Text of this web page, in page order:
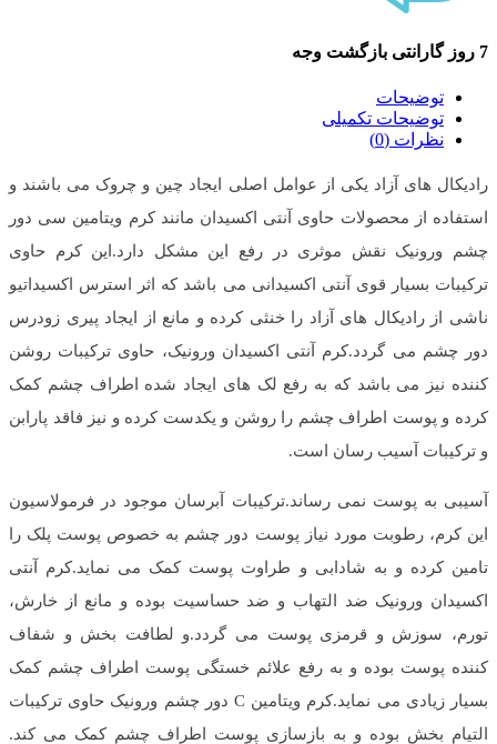
7 روز گارانتی بازگشت وجه
توضیحات
توضیحات تکمیلی
نظرات (0)
رادیکال های آزاد یکی از عوامل اصلی ایجاد چین و چروک می باشند و
استفاده از محصولات حاوی آنتی اکسیدان مانند کرم ویتامین سی دور
چشم ورونیک نقش موثری در رفع این مشکل دارد.این کرم حاوی
ترکیبات بسیار قوی آنتی اکسیدانی می باشد که اثر استرس اکسیداتیو
ناشی از رادیکال های آزاد را خنثی کرده و مانع از ایجاد پیری زودرس
دور چشم می گردد.کرم آنتی اکسیدان ورونیک، حاوی ترکیبات روشن
کننده نیز می باشد که به رفع لک های ایجاد شده اطراف چشم کمک
کرده و پوست اطراف چشم را روشن و یکدست کرده و نیز فاقد پارابن
و ترکیبات آسیب رسان است.
آسیبی به پوست نمی رساند.ترکیبات آبرسان موجود در فرمولاسیون
این کرم، رطوبت مورد نیاز پوست دور چشم به خصوص پوست پلک را
تامین کرده و به شادابی و طراوت پوست کمک می نماید.کرم آنتی
اکسیدان ورونیک ضد التهاب و ضد حساسیت بوده و مانع از خارش،
تورم، سوزش و قرمزی پوست می گردد.و لطافت بخش و شفاف
کننده پوست بوده و به رفع علائم خستگی پوست اطراف چشم کمک
بسیار زیادی می نماید.کرم ویتامین C دور چشم ورونیک حاوی ترکیبات
التیام بخش بوده و به بازسازی پوست اطراف چشم کمک می کند.